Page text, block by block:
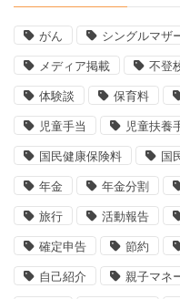
がん シングルマザ
メディア掲載 不登
体験談 保育料
児童手当 児童扶養
国民健康保険料 国
年金 年金分割
旅行 活動報告
確定申告 節約
自己紹介 親子マネ